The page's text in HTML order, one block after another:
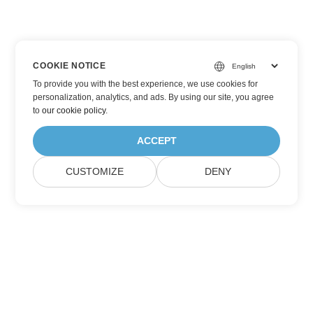
COOKIE NOTICE
To provide you with the best experience, we use cookies for
personalization, analytics, and ads. By using our site, you agree
toour cookie policy.
ACCEPT
CUSTOMIZE DENY